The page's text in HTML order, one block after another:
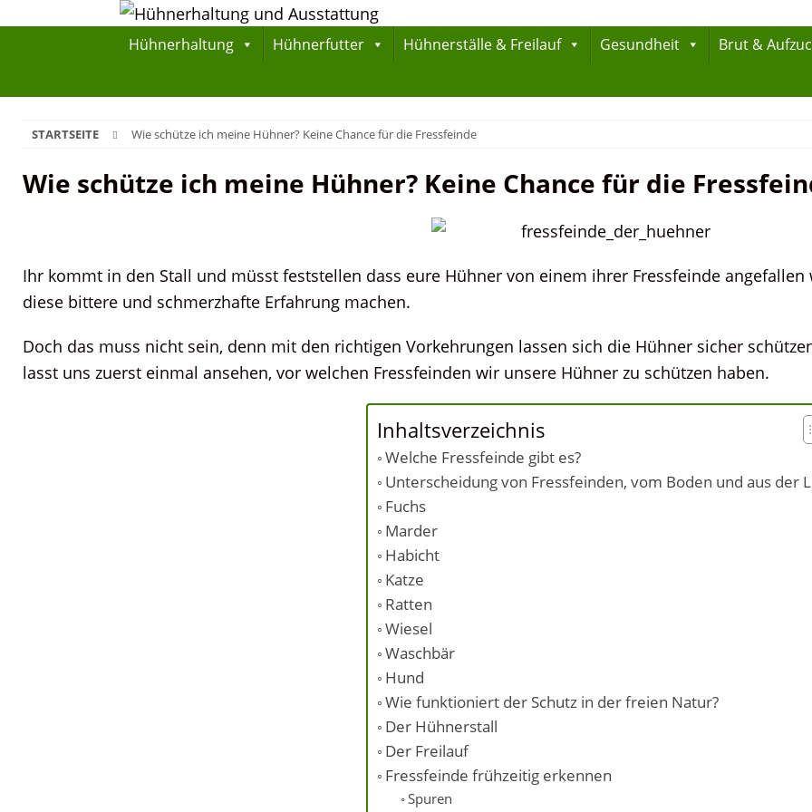
Hühnerhaltung Hühnerfutter Hühnerställe & Freilauf Gesundheit Brut &
STARTSEITE Wie schütze ich meine Hühner? Keine Chance für die Fressfeinde
Wie schütze ich meine Hühner? Keine Chance für die
Ihr kommt in den Stall und müsst feststellen dass eure Hühner von einem ihrer Fressfeinde
diese bittere und schmerzhafte Erfahrung machen.
Doch das muss nicht sein, denn mit den richtigen Vorkehrungen lassen sich die Hühner sicher
lasst uns zuerst einmal ansehen, vor welchen Fressfeinden wir unsere Hühner zu schützen haben.
Inhaltsverzeichnis
Welche Fressfeinde gibt es?
Unterscheidung von Fressfeinden, vom Boden und aus der
Fuchs
Marder
Habicht
Katze
Ratten
Wiesel
Waschbär
Hund
Wie funktioniert der Schutz in der freien Natur?
Der Hühnerstall
Der Freilauf
Fressfeinde frühzeitig erkennen
Spuren